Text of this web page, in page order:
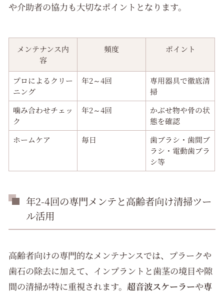
や介助者の協力も大切なポイントとなります。
メンテナンス内
容
頻度 ポイント
プロによるクリー
ニング
年2～4回
専用器具で徹底清
掃
噛み合わせチェッ
ク
年2～4回
かぶせ物や骨の状
態を確認
ホームケア
毎日
歯ブラシ・歯間ブ
ラシ・電動歯ブラ
シ等
年2-4回の専門メンテと高齢者向け清掃ツー
ル活用
高齢者向けの専門的なメンテナンスでは、プラークや
歯石の除去に加えて、インプラントと歯茎の境目や隙
間の清掃が特に重視されます。 超音波スケーラーや専